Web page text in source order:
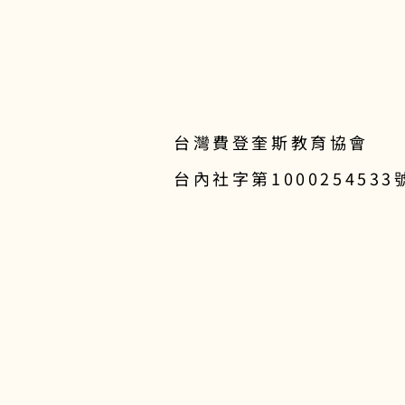
台灣費登奎斯教育協會
台內社字第1000254533